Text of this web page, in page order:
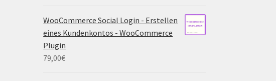
WooCommerce Social Login - Erstellen
eines Kundenkontos - WooCommerce
Plugin
79,00€